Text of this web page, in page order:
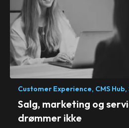
Customer Experience, CMS Hub,
Salg, marketing og
drømmer ikke